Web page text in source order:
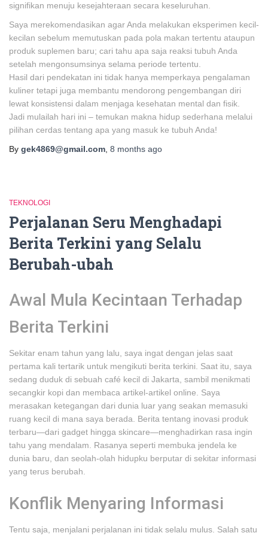
signifikan menuju kesejahteraan secara keseluruhan.
Saya merekomendasikan agar Anda melakukan eksperimen kecil-
kecilan sebelum memutuskan pada pola makan tertentu ataupun
produk suplemen baru; cari tahu apa saja reaksi tubuh Anda
setelah mengonsumsinya selama periode tertentu.
Hasil dari pendekatan ini tidak hanya memperkaya pengalaman
kuliner tetapi juga membantu mendorong pengembangan diri
lewat konsistensi dalam menjaga kesehatan mental dan fisik.
Jadi mulailah hari ini – temukan makna hidup sederhana melalui
pilihan cerdas tentang apa yang masuk ke tubuh Anda!
By gek4869@gmail.com 8 months ago
TEKNOLOGI
Perjalanan Seru Menghadapi
Berita Terkini yang Selalu
Berubah-ubah
Awal Mula Kecintaan Terhadap
Berita Terkini
Sekitar enam tahun yang lalu, saya ingat dengan jelas saat
pertama kali tertarik untuk mengikuti berita terkini. Saat itu, saya
sedang duduk di sebuah café kecil di Jakarta, sambil menikmati
secangkir kopi dan membaca artikel-artikel online. Saya
merasakan ketegangan dari dunia luar yang seakan memasuki
ruang kecil di mana saya berada. Berita tentang inovasi produk
terbaru—dari gadget hingga skincare—menghadirkan rasa ingin
tahu yang mendalam. Rasanya seperti membuka jendela ke
dunia baru, dan seolah-olah hidupku berputar di sekitar informasi
yang terus berubah.
Konflik Menyaring Informasi
Tentu saja, menjalani perjalanan ini tidak selalu mulus. Salah satu